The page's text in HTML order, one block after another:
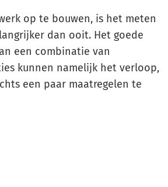
op te bouwen, is het meten
dan ooit. Het goede
een combinatie van
kunnen namelijk het verloop,
een paar maatregelen te